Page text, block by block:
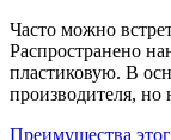
Часто можно
Распространено
пластиковую. В
производителя,
Преимущества